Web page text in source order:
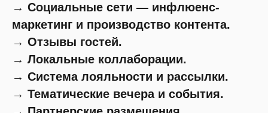
→ Социальные сети — инфлюенс-
маркетинг и производство контента.
→ Отзывы гостей.
→ Локальные коллаборации.
→ Система лояльности и рассылки.
→ Тематические вечера и события.